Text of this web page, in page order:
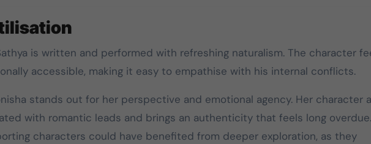
is written and performed with refreshing naturalism. The character
accessible, making it easy to empathise with his internal conflicts.
stands out for her perspective and emotional agency. Her character
with romantic leads and brings an authenticity that feels long overdue.
characters could have benefited from deeper exploration, as they
மய்யம் கட்சியின் உறுதி.
பேட்டரி டார்ச் என்பது
எங்களுக்கு வெறும்
சின்னமல்ல. அது
எங்களின் அடையாளம்.
எந்த ஆதாயமும் இன்றி